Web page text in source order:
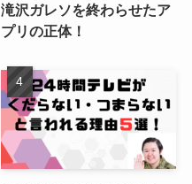
滝沢ガレソを終わらせたア
プリの正体！